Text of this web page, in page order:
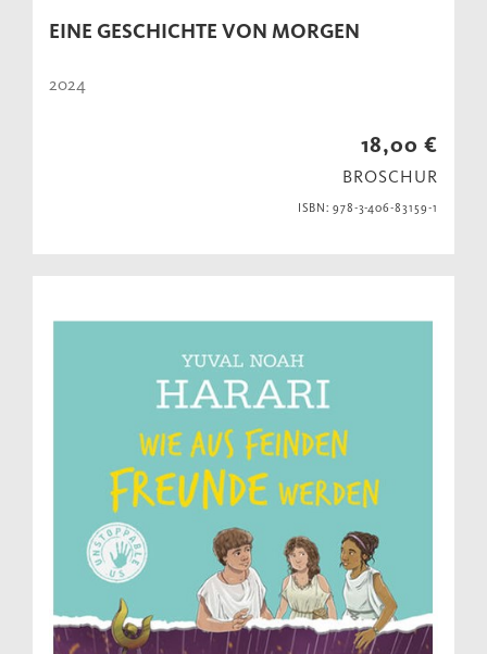
EINE GESCHICHTE VON MORGEN
2024
18,00 €
BROSCHUR
ISBN: 978-3-406-83159-1